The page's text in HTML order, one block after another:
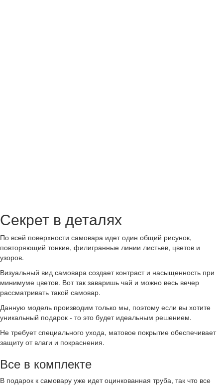
Секрет в деталях
По всей поверхности самовара идет один общий рисунок,
повторяющий тонкие, филигранные линии листьев, цветов и
узоров.
Визуальный вид самовара создает контраст и насыщенность при
минимуме цветов. Вот так заваришь чай и можно весь вечер
рассматривать такой самовар.
Данную модель производим только мы, поэтому если вы хотите
уникальный подарок - то это будет идеальным решением.
Не требует специального ухода, матовое покрытие обеспечивает
защиту от влаги и покраснения.
Все в комплекте
В подарок к самовару уже идет оцинкованная труба, так что все